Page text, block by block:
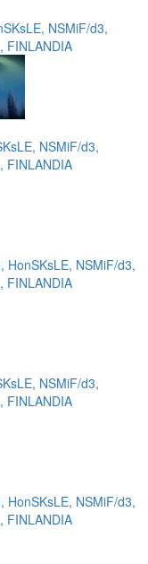
NSMiF/d3,
FINLANDIA
NSMiF/d3,
FINLANDIA
, HonSKsLE, NSMiF/d3,
FINLANDIA
NSMiF/d3,
FINLANDIA
, HonSKsLE, NSMiF/d3,
FINLANDIA